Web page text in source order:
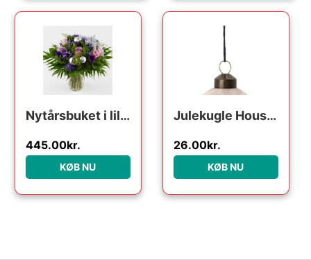
Nytårsbuket i lilla – Send blomster med Bloomit
445.00kr.
KØB NU
Julekugle House Doctor Ornament Velour sand Ø5,5 cm
26.00kr.
KØB NU